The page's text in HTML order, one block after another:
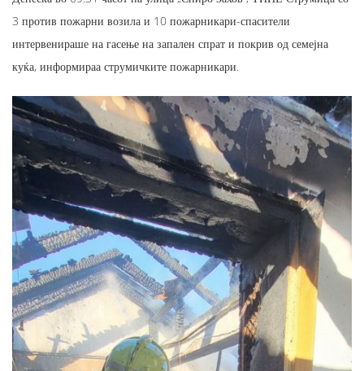
3 против пожарни возила и 10 пожарникари-спасители
интервенираше на гасење на запален спрат и покрив од семејна
куќа, информираа струмичките пожарникари.